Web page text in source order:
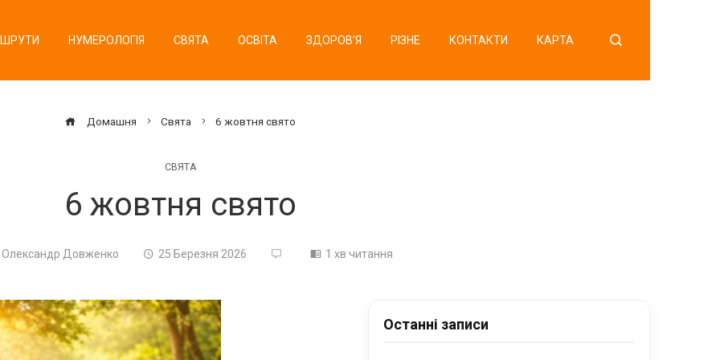
НУМЕРОЛОГІЯ СВЯТА ОСВІТА ЗДОРОВ’Я РІЗНЕ КОНТАКТИ КАРТА
Домашня Свята 6 жовтня свято
СВЯТА
6 жовтня свято
Олександр Довженко 25 Березня 2026 1 хв читання
Останні записи